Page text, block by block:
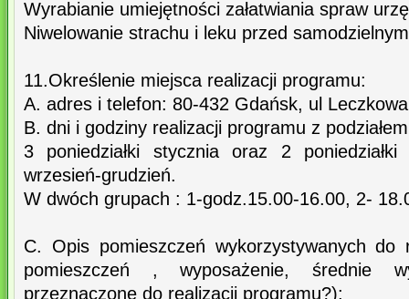
Wyrabianie umiejętności załatwiania spraw
Niwelowanie strachu i leku przed
11.Określenie miejsca realizacji programu:
A. adres i telefon: 80-432 Gdańsk, ul
B. dni i godziny realizacji programu z
3 poniedziałki stycznia oraz 2
wrzesień-grudzień.
W dwóch grupach : 1-godz.15.00-16.00, 2-
C. Opis pomieszczeń wykorzystywanych do
pomieszczeń , wyposażenie, średnie
przeznaczone do realizacji programu?):